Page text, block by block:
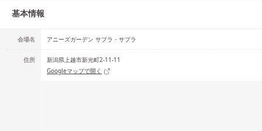
基本情報
会場名 アニーズガーデン サプラ・サプラ
住所
新潟県上越市新光町2-11-11
Googleマップで開く